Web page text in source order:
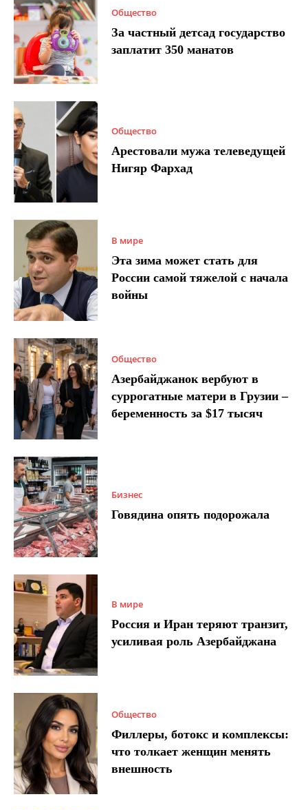
Общество
За частный детсад государство
заплатит 350 манатов
Общество
Арестовали мужа телеведущей
Нигяр Фархад
В мире
Эта зима может стать для
России самой тяжелой с начала
войны
Общество
Азербайджанок вербуют в
суррогатные матери в Грузии –
беременность за $17 тысяч
Бизнес
Говядина опять подорожала
В мире
Россия и Иран теряют транзит,
усиливая роль Азербайджана
Общество
Филлеры, ботокс и комплексы:
что толкает женщин менять
внешность